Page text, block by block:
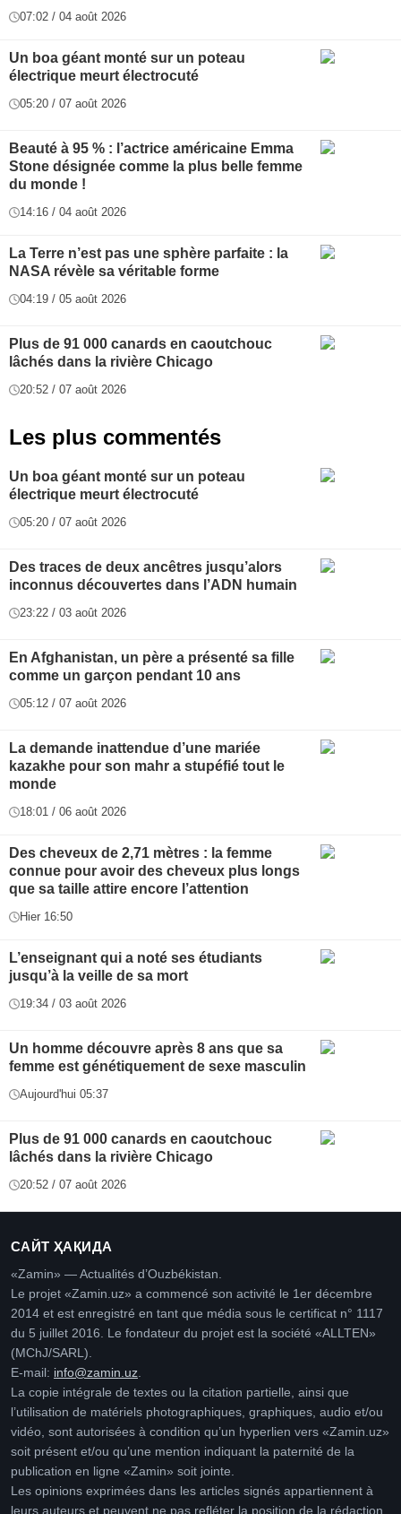
07:02 / 04 août 2026
Un boa géant monté sur un poteau
électrique meurt électrocuté
05:20 / 07 août 2026
Beauté à 95 % : l’actrice américaine Emma
Stone désignée comme la plus belle femme
du monde !
14:16 / 04 août 2026
La Terre n’est pas une sphère parfaite : la
NASA révèle sa véritable forme
04:19 / 05 août 2026
Plus de 91 000 canards en caoutchouc
lâchés dans la rivière Chicago
20:52 / 07 août 2026
Les plus commentés
Un boa géant monté sur un poteau
électrique meurt électrocuté
05:20 / 07 août 2026
Des traces de deux ancêtres jusqu’alors
inconnus découvertes dans l’ADN humain
23:22 / 03 août 2026
En Afghanistan, un père a présenté sa fille
comme un garçon pendant 10 ans
05:12 / 07 août 2026
La demande inattendue d’une mariée
kazakhe pour son mahr a stupéfié tout le
monde
18:01 / 06 août 2026
Des cheveux de 2,71 mètres : la femme
connue pour avoir des cheveux plus longs
que sa taille attire encore l’attention
Hier 16:50
L’enseignant qui a noté ses étudiants
jusqu’à la veille de sa mort
19:34 / 03 août 2026
Un homme découvre après 8 ans que sa
femme est génétiquement de sexe masculin
Aujourd'hui 05:37
Plus de 91 000 canards en caoutchouc
lâchés dans la rivière Chicago
20:52 / 07 août 2026
САЙТ ҲАҚИДА
«Zamin» — Actualités d’Ouzbékistan.
Le projet «Zamin.uz» a commencé son activité le 1er décembre
2014 et est enregistré en tant que média sous le certificat n° 1117
du 5 juillet 2016. Le fondateur du projet est la société «ALLTEN»
(MChJ/SARL).
E-mail: info@zamin.uz.
La copie intégrale de textes ou la citation partielle, ainsi que
l’utilisation de matériels photographiques, graphiques, audio et/ou
vidéo, sont autorisées à condition qu’un hyperlien vers «Zamin.uz»
soit présent et/ou qu’une mention indiquant la paternité de la
publication en ligne «Zamin» soit jointe.
Les opinions exprimées dans les articles signés appartiennent à
leurs auteurs et peuvent ne pas refléter la position de la rédaction.